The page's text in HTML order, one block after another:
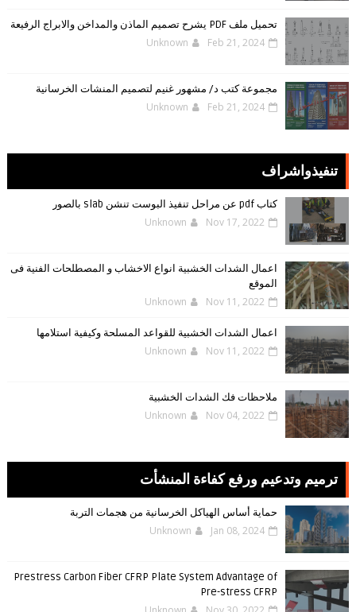
تحميل ملف PDF يشرح تصميم الماذن والمداخن والابراج الرفيعة
Unknown Feb 21, 2024
مجموعة كتب د/ مشهور غنيم لتصميم المنشات الخرسانية
Unknown Feb 21, 2024
تنفيذواشراف
كتاب pdf عن مراحل تنفيذ البوست تنشن slab بالصور
Unknown Nov 17, 2022
اعمال الشدات الخشبية انواع الاخشاب و المصطلحات الفنية فى
الموقع
Unknown Nov 11, 2022
اعمال الشدات الخشبية للقواعد المسلحة وكيفية استلامها
Unknown Nov 11, 2022
ملاحظات فك الشدات الخشبية
Unknown Nov 04, 2022
ترميم وتدعيم ورفع كفاءة المنشأت
حماية أساس الهياكل الخرسانية من هجمات التربة
Unknown Jan 08, 2024
Prestress Carbon Fiber CFRP Plate System Advantage of
Pre-stress CFRP